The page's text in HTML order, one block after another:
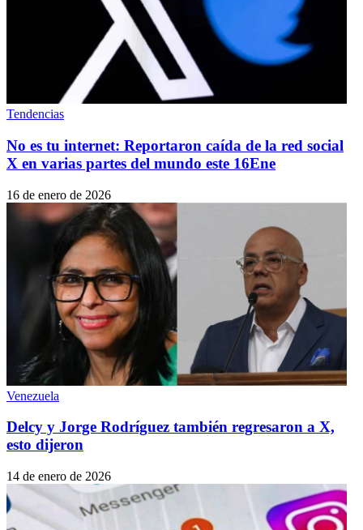
Tendencias
No es tu internet: Reportaron caída de la red social
X en varias partes del mundo este 16Ene
16 de enero de 2026
Venezuela
Delcy y Jorge Rodríguez también regresaron a X,
esto dijeron
14 de enero de 2026